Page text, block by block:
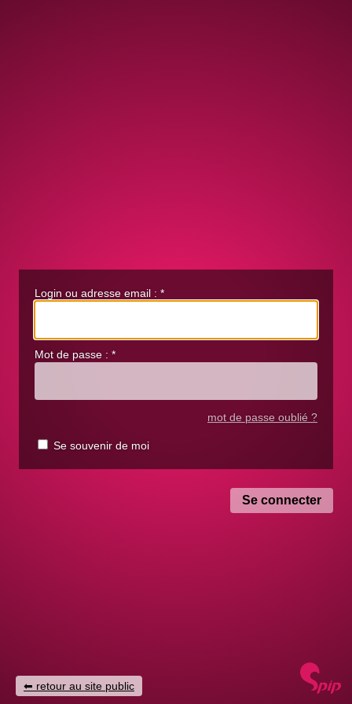
Login ou adresse email : *
Mot de passe : *
mot de passe oublié ?
Se souvenir de moi
retour au site public